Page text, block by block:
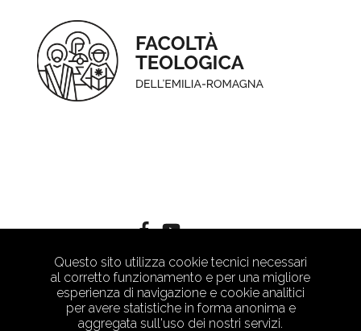
Questo sito utilizza cookie tecnici necessari
al corretto funzionamento e per una migliore
esperienza di navigazione e cookie analitici
per avere statistiche in forma anonima e
aggregata sull'uso dei nostri servizi.